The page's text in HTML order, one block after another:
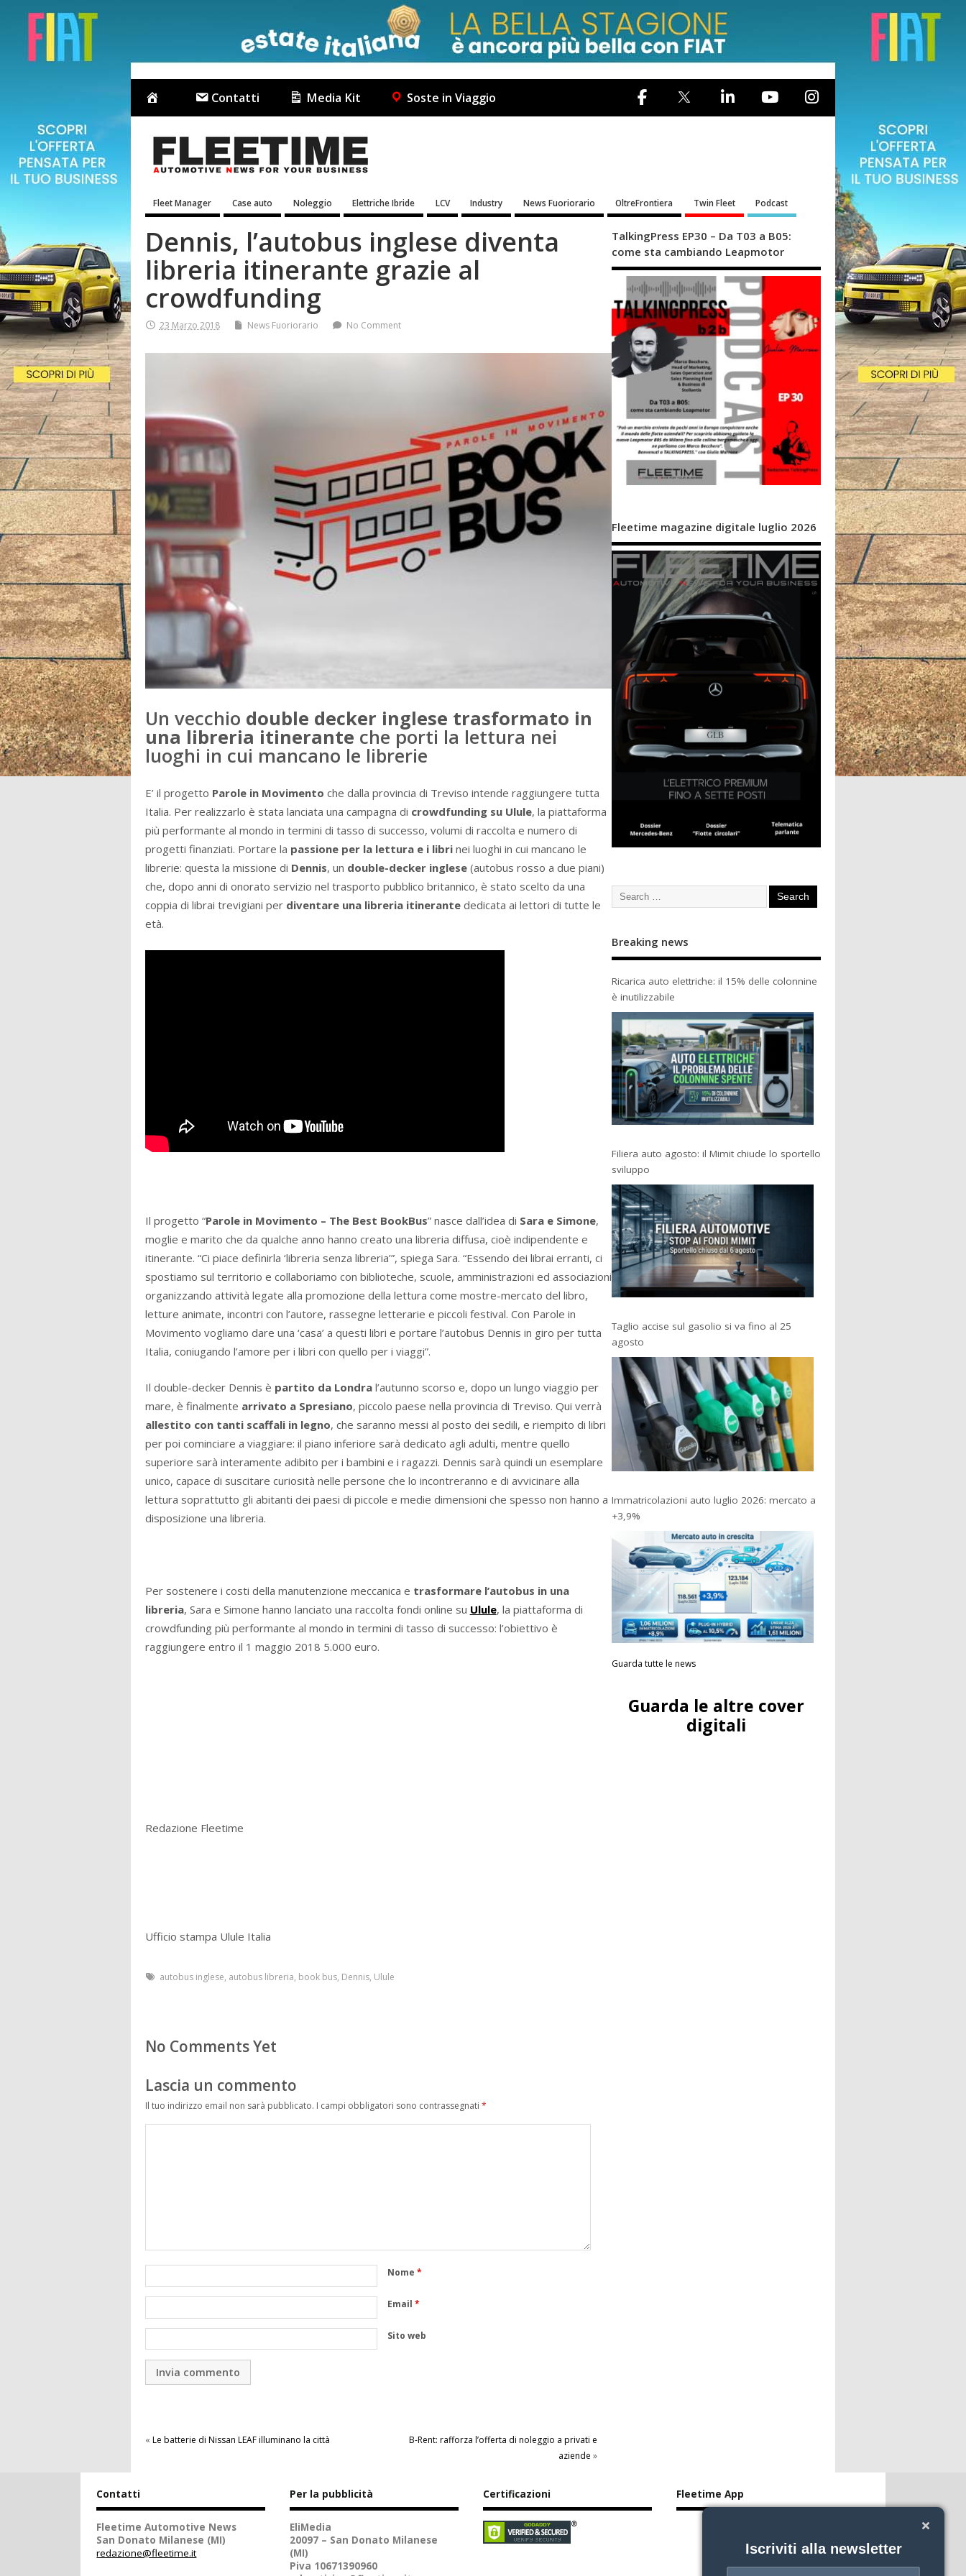
Contatti Media Kit Soste in Viaggio
Fleet Manager Case auto Noleggio Elettriche Ibride LCV Industry News Fuoriorario OltreFrontiera Twin Fleet Podcast
Dennis, l’autobus inglese diventa
libreria itinerante grazie al
crowdfunding
23 Marzo 2018 News Fuoriorario No Comment
Un vecchio double decker inglese trasformato in
una libreria itinerante che porti la lettura nei
luoghi in cui mancano le librerie
E’ il progetto Parole in Movimento che dalla provincia di Treviso intende raggiungere tutta
Italia. Per realizzarlo è stata lanciata una campagna di crowdfunding su Ulule, la piattaforma
più performante al mondo in termini di tasso di successo, volumi di raccolta e numero di
progetti finanziati. Portare la passione per la lettura e i librinei luoghi in cui mancano le
librerie: questa la missione di Dennis, un double-decker inglese(autobus rosso a due piani)
che, dopo anni di onorato servizio nel trasporto pubblico britannico, è stato scelto da una
coppia di librai trevigiani per diventare una libreria itinerantededicata ai lettori di tutte le
età.
Il progetto “Parole in Movimento – The Best BookBus” nasce dall’idea di Sara e Simone,
moglie e marito che da qualche anno hanno creato una libreria diffusa, cioè indipendente e
itinerante. “Ci piace definirla ‘libreria senza libreria’”, spiega Sara. “Essendo dei librai erranti, ci
spostiamo sul territorio e collaboriamo con biblioteche, scuole, amministrazioni ed associazioni
organizzando attività legate alla promozione della lettura come mostre-mercato del libro,
letture animate, incontri con l’autore, rassegne letterarie e piccoli festival. Con Parole in
Movimento vogliamo dare una ‘casa’ a questi libri e portare l’autobus Dennis in giro per tutta
Italia, coniugando l’amore per i libri con quello per i viaggi”.
Il double-decker Dennis è partito da Londral’autunno scorso e, dopo un lungo viaggio per
mare, è finalmente arrivato a Spresiano, piccolo paese nella provincia di Treviso. Qui verrà
allestito con tanti scaffali in legno, che saranno messi al posto dei sedili, e riempito di libri
per poi cominciare a viaggiare: il piano inferiore sarà dedicato agli adulti, mentre quello
superiore sarà interamente adibito per i bambini e i ragazzi. Dennis sarà quindi un esemplare
unico, capace di suscitare curiosità nelle persone che lo incontreranno e di avvicinare alla
lettura soprattutto gli abitanti dei paesi di piccole e medie dimensioni che spesso non hanno a
disposizione una libreria.
Per sostenere i costi della manutenzione meccanica e trasformare l’autobus in una
libreria, Sara e Simone hanno lanciato una raccolta fondi online su Ulule, la piattaforma di
crowdfunding più performante al mondo in termini di tasso di successo: l’obiettivo è
raggiungere entro il 1 maggio 2018 5.000 euro.
Redazione Fleetime
Ufficio stampa Ulule Italia
autobus inglese, autobus libreria, book bus, Dennis, Ulule
No Comments Yet
Lascia un commento
Il tuo indirizzo email non sarà pubblicato. I campi obbligatori sono contrassegnati *
Nome *
Email *
Sito web
« Le batterie di Nissan LEAF illuminano la città
B-Rent: rafforza l’offerta di noleggio a privati e
aziende »
TalkingPress EP30 – Da T03 a B05:
come sta cambiando Leapmotor
Fleetime magazine digitale luglio 2026
Breaking news
Ricarica auto elettriche: il 15% delle colonnine
è inutilizzabile
Filiera auto agosto: il Mimit chiude lo sportello
sviluppo
Taglio accise sul gasolio si va fino al 25
agosto
Immatricolazioni auto luglio 2026: mercato a
+3,9%
Guarda tutte le news
Iscriviti alla newsletter
Guarda le altre cover
digitali
Contatti
Fleetime Automotive News
San Donato Milanese (MI)
redazione@fleetime.it
Per la pubblicità
EliMedia
20097 – San Donato Milanese
(MI)
Piva 10671390960
Certificazioni Fleetime App